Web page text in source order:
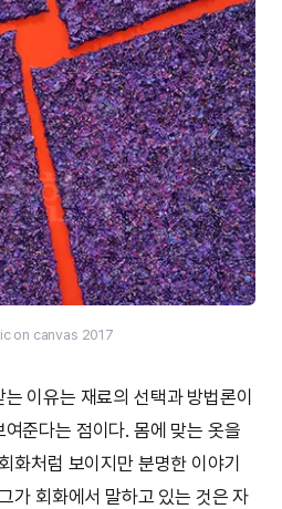
on canvas 2017
이유는 재료의 선택과 방법론이
준다는 점이다. 몸에 맞는 옷을
화처럼 보이지만 분명한 이야기
가 회화에서 말하고 있는 것은 자